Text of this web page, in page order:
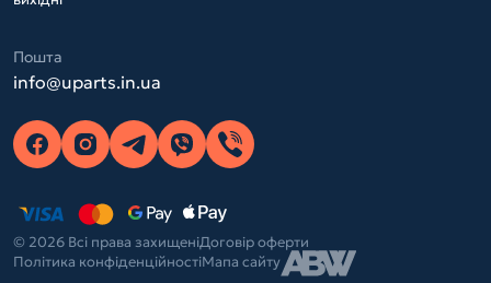
Пошта
info@uparts.in.ua
© 2026 Всі права захищеніДоговір оферти
Політика конфіденційностіМапа сайту